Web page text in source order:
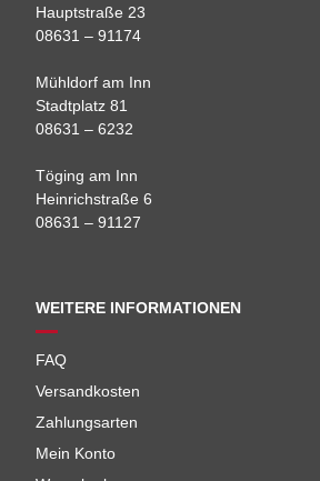
Hauptstraße 23
08631 – 91174
Mühldorf am Inn
Stadtplatz 81
08631 – 6232
Töging am Inn
Heinrichstraße 6
08631 – 91127
WEITERE INFORMATIONEN
FAQ
Versandkosten
Zahlungsarten
Mein Konto